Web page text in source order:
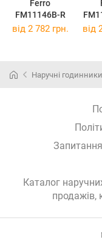
Ferro
FM11146B-R
від 2 782 грн. від
Наручні годинники
Каталог
продажів,